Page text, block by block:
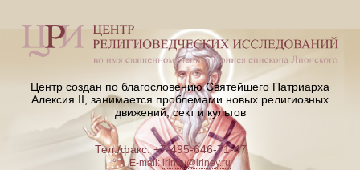
Центр создан по благословению Святейшего Патриарха
Алексия II, занимается проблемами новых религиозных
движений, сект и культов
Тел./факс: +7-495-646-71-47
E-mail:iriney@iriney.ru